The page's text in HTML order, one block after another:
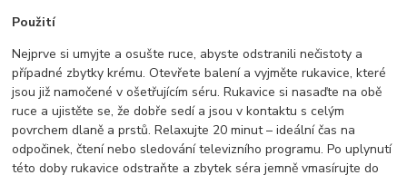
Použití
Nejprve si umyjte a osušte ruce, abyste odstranili nečistoty a
případné zbytky krému. Otevřete balení a vyjměte rukavice, které
jsou již namočené v ošetřujícím séru. Rukavice si nasaďte na obě
ruce a ujistěte se, že dobře sedí a jsou v kontaktu s celým
povrchem dlaně a prstů. Relaxujte 20 minut – ideální čas na
odpočinek, čtení nebo sledování televizního programu. Po uplynutí
této doby rukavice odstraňte a zbytek séra jemně vmasírujte do